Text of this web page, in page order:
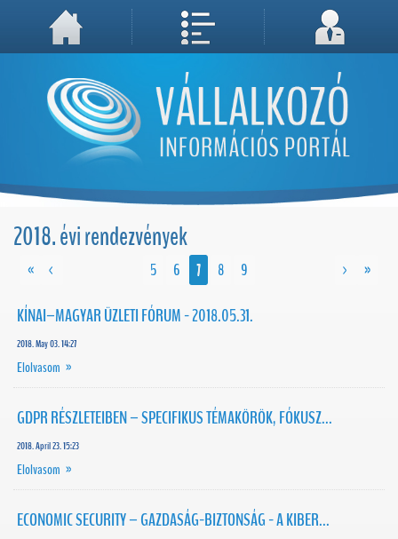
A weboldal használatával Ön elfogadja, hogy Cookie-kat (sütiket) tároljunk számítógépén. A sütik a weboldal megfelelő működéséhez
Megértettem, folytatás...
2018. évi rendezvények
« < 5 6 7 8 9 > »
KÍNAI–MAGYAR ÜZLETI FÓRUM - 2018.05.31.
2018. May 03. 14:27
Elolvasom »
GDPR RÉSZLETEIBEN – SPECIFIKUS TÉMAKÖRÖK, FÓKUSZ...
2018. April 23. 15:23
Elolvasom »
ECONOMIC SECURITY – GAZDASÁG-BIZTONSÁG - A KIBER...